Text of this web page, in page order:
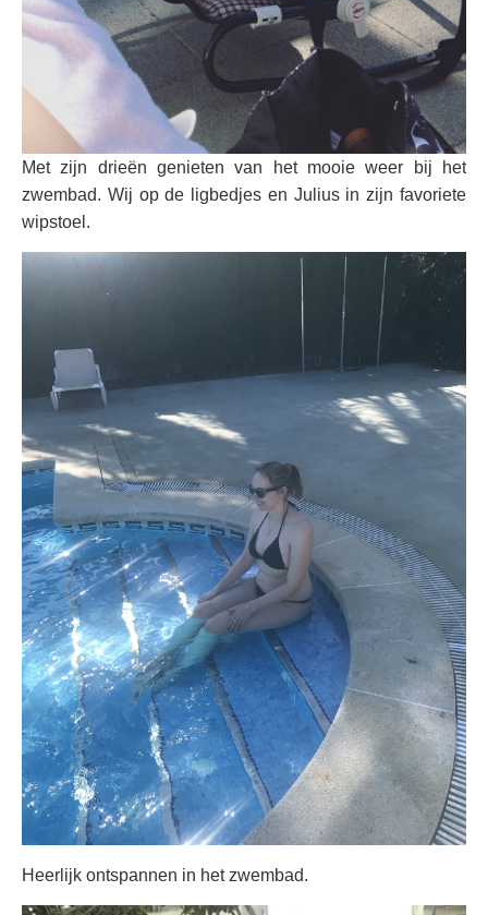
Met zijn drieën genieten van het mooie weer bij het
zwembad. Wij op de ligbedjes en Julius in zijn favoriete
wipstoel.
Heerlijk ontspannen in het zwembad.